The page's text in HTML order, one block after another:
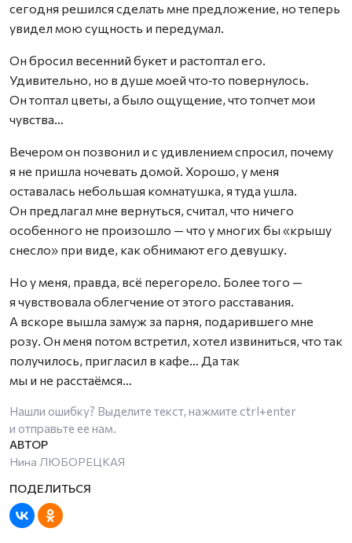
сегодня решился сделать мне предложение, но теперь
увидел мою сущность и передумал.
Он бросил весенний букет и растоптал его.
Удивительно, но в душе моей что‑то повернулось.
Он топтал цветы, а было ощущение, что топчет мои
чувст­ва…
Вечером он позвонил и с удивлением спросил, почему
я не пришла ночевать домой. Хорошо, у меня
оставалась небольшая комнатушка, я туда ушла.
Он предлагал мне вернуться, считал, что ничего
особенного не произошло — что у многих бы «крышу
снесло» при виде, как обнимают его девушку.
Но у меня, правда, всё перегорело. Более того —
я чувствовала облегчение от этого расставания.
А вскоре вышла замуж за парня, подарившего мне
розу. Он меня потом встретил, хотел извиниться, что так
получилось, пригласил в кафе… Да так
мы и не расстаёмся…
Нашли ошибку? Выделите текст, нажмите ctrl+enter
и отправьте ее нам.
Нина ЛЮБОРЕЦКАЯ